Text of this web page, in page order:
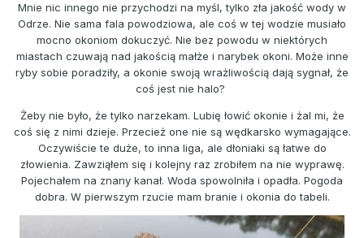
Mnie nic innego nie przychodzi na myśl, tylko zła jakość wody w
Odrze. Nie sama fala powodziowa, ale coś w tej wodzie musiało
mocno okoniom dokuczyć. Nie bez powodu w niektórych
miastach czuwają nad jakością małże i narybek okoni. Może inne
ryby sobie poradziły, a okonie swoją wrażliwością dają sygnał, że
coś jest nie halo?
Żeby nie było, że tylko narzekam. Lubię łowić okonie i żal mi, że
coś się z nimi dzieje. Przecież one nie są wędkarsko wymagające.
Oczywiście te duże, to inna liga, ale dłoniaki są łatwe do
złowienia. Zawziąłem się i kolejny raz zrobiłem na nie wyprawę.
Pojechałem na znany kanał. Woda spowolniła i opadła. Pogoda
dobra. W pierwszym rzucie mam branie i okonia do tabeli.